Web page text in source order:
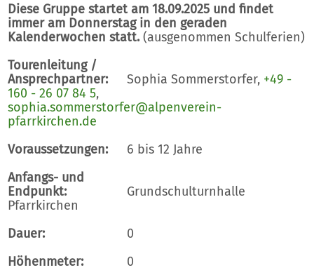
Diese Gruppe startet am 18.09.2025 und findet
immer am Donnerstag in den geraden
Kalenderwochen statt. (ausgenommen Schulferien)
Tourenleitung /
Ansprechpartner:
Sophia Sommerstorfer, +49 -
160 - 26 07 84 5,
sophia.sommerstorfer@alpenverein-
pfarrkirchen.de
Voraussetzungen:
6 bis 12 Jahre
Anfangs- und
Endpunkt:
Grundschulturnhalle
Pfarrkirchen
Dauer:
0
Höhenmeter:
0